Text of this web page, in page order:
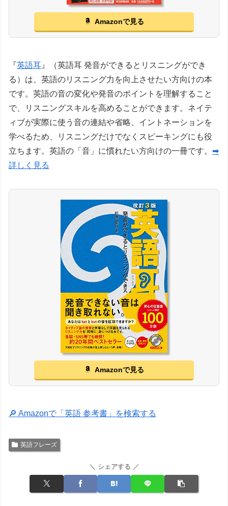
Amazonで見る
『英語耳 』（英語耳 発音ができるとリスニングができ
る）は、英語のリスニング力を向上させたい方向けの本
です。英語の音の変化や発音のポイントを理解すること
で、リスニングスキルを高めることができます。ネイテ
ィブが実際に使う音の連結や省略、イントネーションを
学べるため、リスニングだけでなくスピーキングにも役
立ちます。英語の「音」に慣れたい方向けの一冊です。 ➡
詳しく見る
Amazonで見る
🔎 Amazonで「英語 参考書」を検索する
英語フレーズ
＼ シェアする ／